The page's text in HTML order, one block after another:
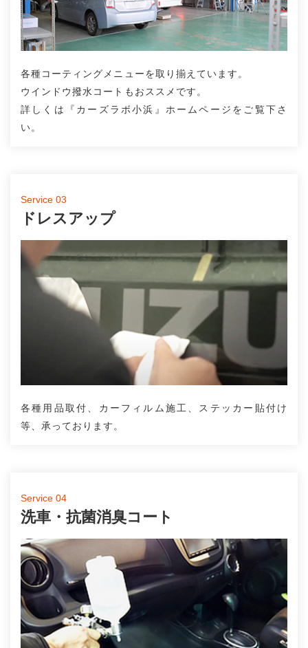
各種コーティングメニューを取り揃えています。
ウインドウ撥水コートもおススメです。
詳しくは『カーズラボ小浜』ホームページをご覧下さ
い。
Service 03
ドレスアップ
各種用品取付、カーフィルム施工、ステッカー貼付け
等、承っております。
Service 04
洗車・抗菌消臭コート